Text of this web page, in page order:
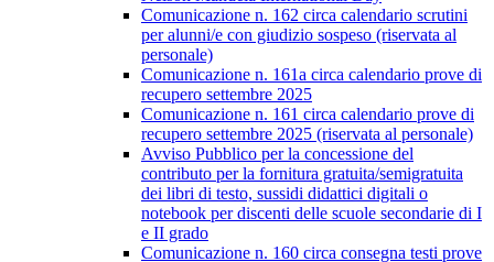
Comunicazione n. 162 circa calendario scrutini
per alunni/e con giudizio sospeso (riservata al
personale)
Comunicazione n. 161a circa calendario prove di
recupero settembre 2025
Comunicazione n. 161 circa calendario prove di
recupero settembre 2025 (riservata al personale)
Avviso Pubblico per la concessione del
contributo per la fornitura gratuita/semigratuita
dei libri di testo, sussidi didattici digitali o
notebook per discenti delle scuole secondarie di I
e II grado
Comunicazione n. 160 circa consegna testi prove